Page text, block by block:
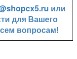
или
для Вашего
вопросам!